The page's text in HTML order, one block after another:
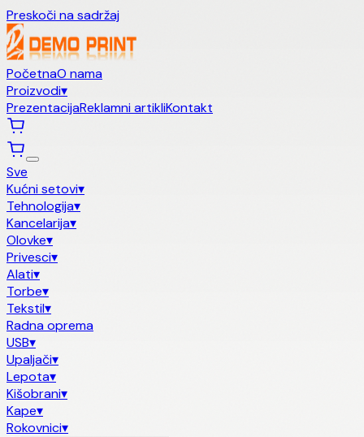
Preskoči na sadržaj
PočetnaO nama
Proizvodi▾
PrezentacijaReklamni artikliKontakt
Sve
Kućni setovi▾
Tehnologija▾
Kancelarija▾
Olovke▾
Privesci▾
Alati▾
Torbe▾
Tekstil▾
Radna oprema
USB▾
Upaljači▾
Lepota▾
Kišobrani▾
Kape▾
Rokovnici▾